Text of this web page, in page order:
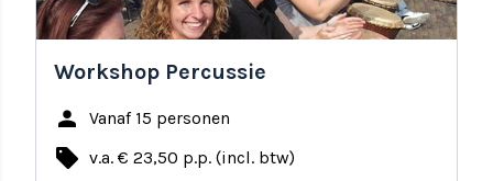
Workshop Percussie
person Vanaf 15 personen
local_offer v.a. € 23,50 p.p. (incl. btw)